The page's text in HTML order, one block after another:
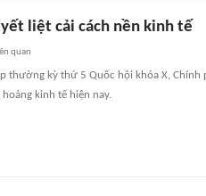
liệt cải cách nền kinh tế
quan
thường kỳ thứ 5 Quốc hội khóa X,
kinh tế hiện nay.